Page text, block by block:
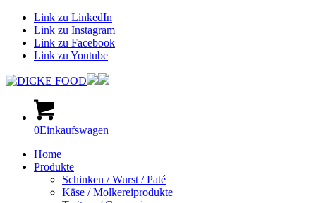
Link zu LinkedIn
Link zu Instagram
Link zu Facebook
Link zu Youtube
0Einkaufswagen
Home
Produkte
Schinken / Wurst / Paté
Käse / Molkereiprodukte